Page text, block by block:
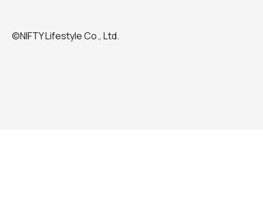
©NIFTY Lifestyle Co., Ltd.